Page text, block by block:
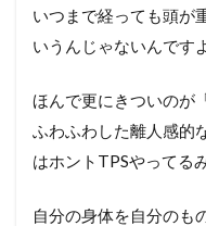
いつまで経っても頭が
いうんじゃないんです
ほんで更にきついのが
ふわふわした離人感的
はホントTPSやってる
自分の身体を自分のも